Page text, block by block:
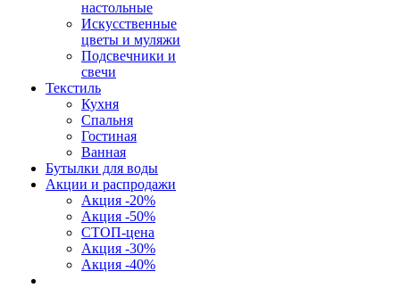
настольные
Искусственные
цветы и муляжи
Подсвечники и
свечи
Текстиль
Кухня
Спальня
Гостиная
Ванная
Бутылки для воды
Акции и распродажи
Акция -20%
Акция -50%
СТОП-цена
Акция -30%
Акция -40%